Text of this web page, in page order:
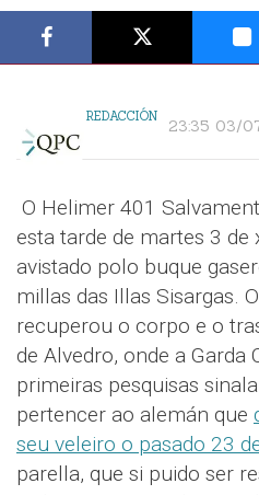
REDACCIÓN 23:35 03/
O Helimer 401
esta tarde de martes 3 de
avistado polo buque
millas das Illas Sisargas.
recuperou o corpo e o
de Alvedro, onde a Garda
primeiras pesquisas
pertencer ao alemán que
seu veleiro o pasado 23
parella, que si puido ser